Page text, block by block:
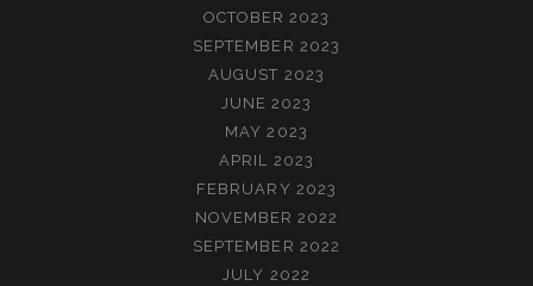
OCTOBER 2023
SEPTEMBER 2023
AUGUST 2023
JUNE 2023
MAY 2023
APRIL 2023
FEBRUARY 2023
NOVEMBER 2022
SEPTEMBER 2022
JULY 2022